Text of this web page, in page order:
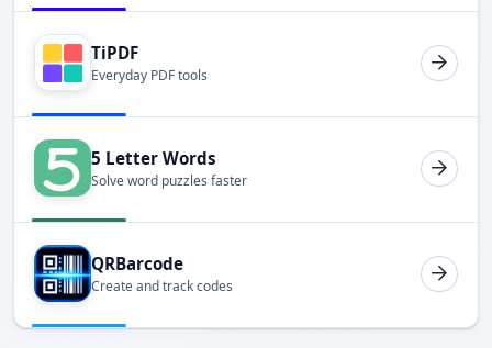
TiPDF
Everyday PDF tools
5 Letter Words
Solve word puzzles faster
QRBarcode
Create and track codes